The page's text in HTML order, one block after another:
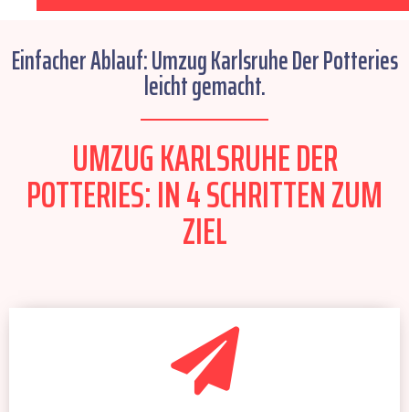
Einfacher Ablauf: Umzug Karlsruhe Der Potteries
leicht gemacht.
UMZUG KARLSRUHE DER
POTTERIES: IN 4 SCHRITTEN ZUM
ZIEL